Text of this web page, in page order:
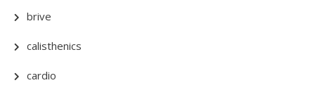
brive
calisthenics
cardio